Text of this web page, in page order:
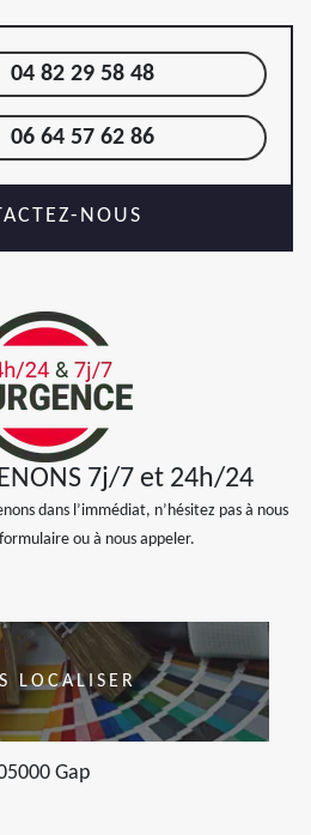
04 82 29 58 48
06 64 57 62 86
NOUS
7j/7 et 24h/24
dans l’immédiat, n’hésitez pas à nous
ou à nous appeler.
LOCALISER
Gap